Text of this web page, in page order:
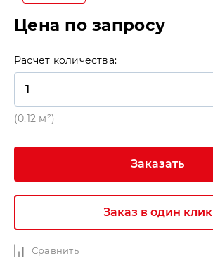
Цена по запросу
Расчет количества:
(0.12 м²)
Заказать
Заказ в один клик
Сравнить